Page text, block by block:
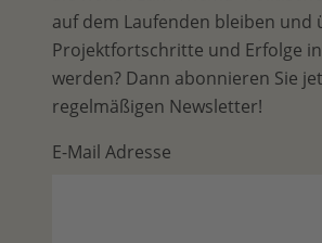
auf dem Laufenden bleiben und
Projektfortschritte und Erfolge
werden? Dann abonnieren Sie
regelmäßigen Newsletter!
E-Mail Adresse